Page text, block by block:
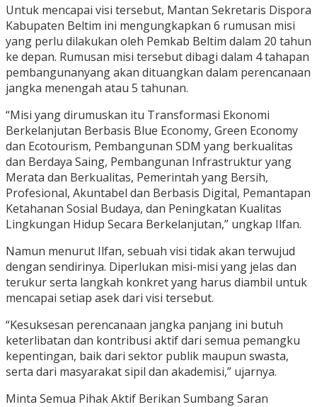
Untuk mencapai visi tersebut, Mantan Sekretaris Dispora
Kabupaten Beltim ini mengungkapkan 6 rumusan misi
yang perlu dilakukan oleh Pemkab Beltim dalam 20 tahun
ke depan. Rumusan misi tersebut dibagi dalam 4 tahapan
pembangunanyang akan dituangkan dalam perencanaan
jangka menengah atau 5 tahunan.
“Misi yang dirumuskan itu Transformasi Ekonomi
Berkelanjutan Berbasis Blue Economy, Green Economy
dan Ecotourism, Pembangunan SDM yang berkualitas
dan Berdaya Saing, Pembangunan Infrastruktur yang
Merata dan Berkualitas, Pemerintah yang Bersih,
Profesional, Akuntabel dan Berbasis Digital, Pemantapan
Ketahanan Sosial Budaya, dan Peningkatan Kualitas
Lingkungan Hidup Secara Berkelanjutan,” ungkap Ilfan.
Namun menurut Ilfan, sebuah visi tidak akan terwujud
dengan sendirinya. Diperlukan misi-misi yang jelas dan
terukur serta langkah konkret yang harus diambil untuk
mencapai setiap asek dari visi tersebut.
“Kesuksesan perencanaan jangka panjang ini butuh
keterlibatan dan kontribusi aktif dari semua pemangku
kepentingan, baik dari sektor publik maupun swasta,
serta dari masyarakat sipil dan akademisi,” ujarnya.
Minta Semua Pihak Aktif Berikan Sumbang Saran